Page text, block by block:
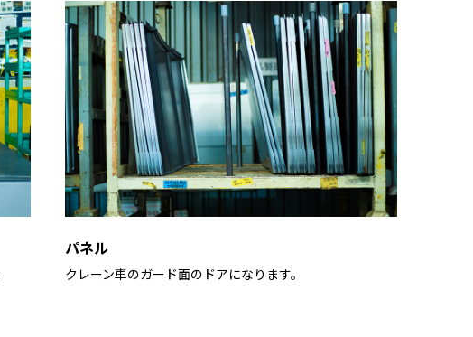
パネル
クレーン車のガード面のドアになります。